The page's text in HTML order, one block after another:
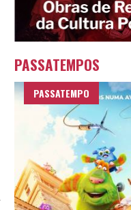
PASSATEMPOS
PASSATEMPO